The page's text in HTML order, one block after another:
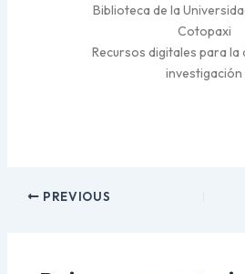
Biblioteca de la
Cotopaxi
Recursos digitales para la
investigación
PREVIOUS